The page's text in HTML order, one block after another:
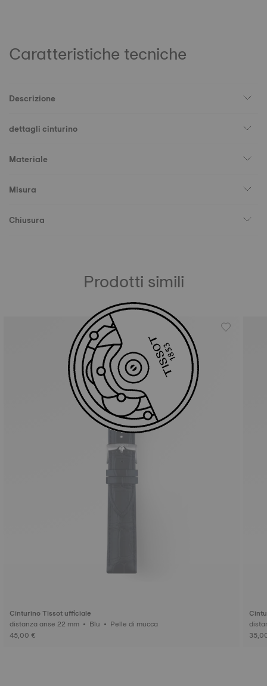
Caratteristiche tecniche
Descrizione
dettagli cinturino
Materiale
Misura
Chiusura
Prodotti simili
Cinturino Tissot ufficiale
distanza anse 22 mm • Blu • Pelle di mucca
45,00 €